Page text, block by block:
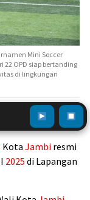
Mini Soccer
22 OPD siap bertanding
di lingkungan
Kota Jambi resmi
2025 di Lapangan